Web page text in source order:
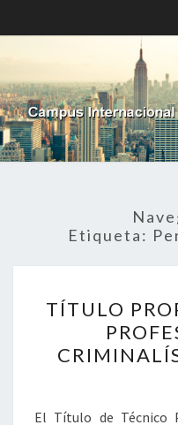
Etiqueta:
TÍTULO
El Título de Técnico